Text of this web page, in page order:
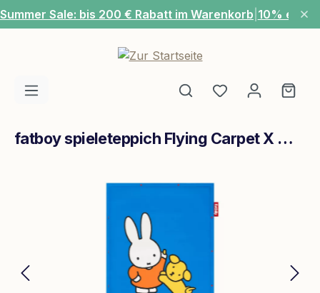
Zum Hauptinhalt springen
Summer Sale: bis 200 € Rabatt im Warenkorb 10% extra
Du hast 0
fatboy spieleteppich Flying Carpet X Miffy Blue